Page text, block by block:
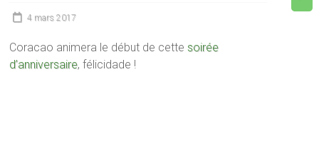
4 mars 2017
Coracao animera le début de cettesoirée
d’anniversaire, félicidade !